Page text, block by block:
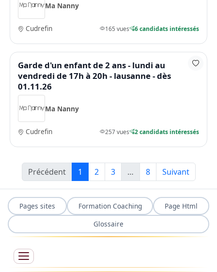
Ma Nanny
Cudrefin 165 vues 6 candidats intéressés
Garde d'un enfant de 2 ans - lundi au
vendredi de 17h à 20h - lausanne - dès
01.11.26
Ma Nanny
Cudrefin 257 vues 2 candidats intéressés
Précédent 1 2 3 … 8 Suivant
Pages sites Formation Coaching
Page Html
Glossaire